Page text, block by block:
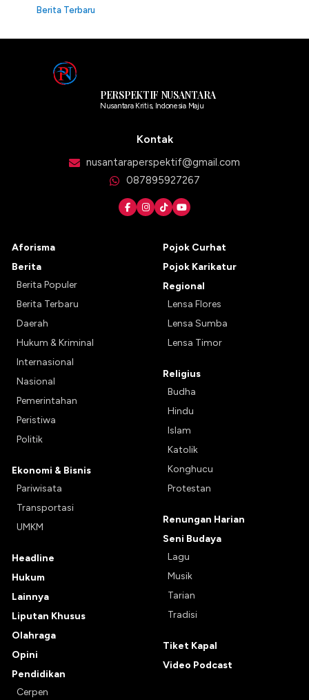
Berita Terbaru
PERSPEKTIF NUSANTARA
Nusantara Kritis, Indonesia Maju
Kontak
nusantaraperspektif@gmail.com
087895927267
Aforisma
Berita
Berita Populer
Berita Terbaru
Daerah
Hukum & Kriminal
Internasional
Nasional
Pemerintahan
Peristiwa
Politik
Ekonomi & Bisnis
Pariwisata
Transportasi
UMKM
Headline
Hukum
Lainnya
Liputan Khusus
Olahraga
Opini
Pendidikan
Cerpen
Pojok Curhat
Pojok Karikatur
Regional
Lensa Flores
Lensa Sumba
Lensa Timor
Religius
Budha
Hindu
Islam
Katolik
Konghucu
Protestan
Renungan Harian
Seni Budaya
Lagu
Musik
Tarian
Tradisi
Tiket Kapal
Video Podcast